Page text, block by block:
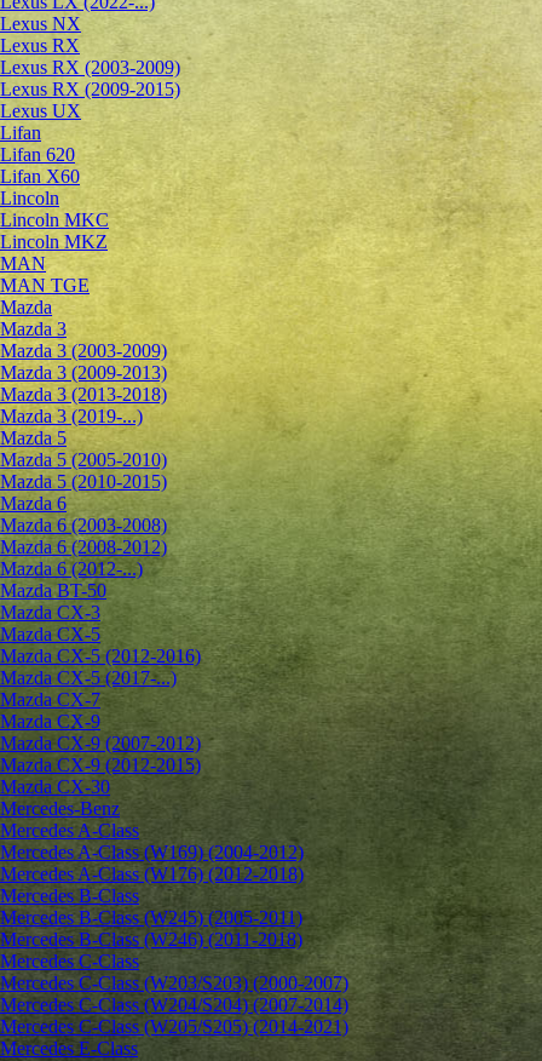
Lexus NX
Lexus RX
Lexus RX (2003-2009)
Lexus RX (2009-2015)
Lexus UX
Lifan
Lifan 620
Lifan X60
Lincoln
Lincoln MKC
Lincoln MKZ
MAN
MAN TGE
Mazda
Mazda 3
Mazda 3 (2003-2009)
Mazda 3 (2009-2013)
Mazda 3 (2013-2018)
Mazda 3 (2019-...)
Mazda 5
Mazda 5 (2005-2010)
Mazda 5 (2010-2015)
Mazda 6
Mazda 6 (2003-2008)
Mazda 6 (2008-2012)
Mazda 6 (2012-...)
Mazda BT-50
Mazda CX-3
Mazda CX-5
Mazda CX-5 (2012-2016)
Mazda CX-5 (2017-...)
Mazda CX-7
Mazda CX-9
Mazda CX-9 (2007-2012)
Mazda CX-9 (2012-2015)
Mazda CX-30
Mercedes-Benz
Mercedes A-Class
Mercedes A-Class (W169) (2004-2012)
Mercedes A-Class (W176) (2012-2018)
Mercedes B-Class
Mercedes B-Class (W245) (2005-2011)
Mercedes B-Class (W246) (2011-2018)
Mercedes C-Class
Mercedes C-Class (W203/S203) (2000-2007)
Mercedes C-Class (W204/S204) (2007-2014)
Mercedes C-Class (W205/S205) (2014-2021)
Mercedes E-Class